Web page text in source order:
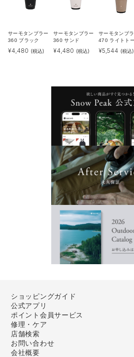
サーモタンブラー
360 ブラック
¥4,480 (税込)
サーモタンブラー
360 サンド
¥4,480 (税込)
サーモタンブ
470 ライトト
¥5,544 (税込)
ショッピングガイド
公式アプリ
ポイント会員サービス
修理・ケア
店舗検索
お問い合わせ
会社概要